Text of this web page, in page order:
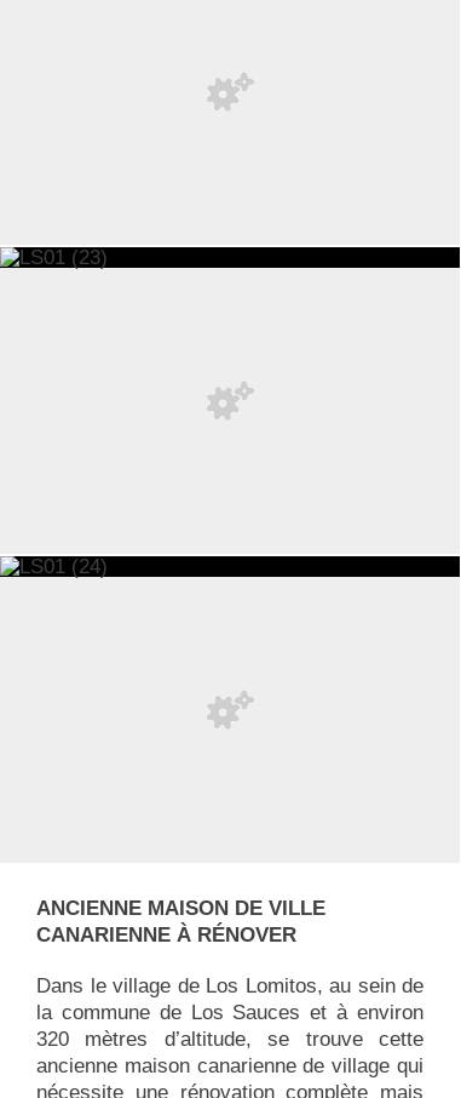
ANCIENNE MAISON DE VILLE
CANARIENNE À RÉNOVER
Dans le village de Los Lomitos, au sein de
la commune de Los Sauces et à environ
320 mètres d’altitude, se trouve cette
ancienne maison canarienne de village qui
nécessite une rénovation complète mais